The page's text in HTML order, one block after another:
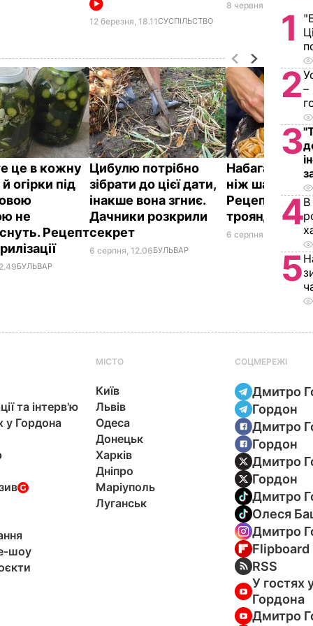
12 березня, 18.11СУСПІЛЬСТВО
8 червня, 18.45
це в кожну
огірки під
не
Рецепт
БУЛЬВАР
Цибулю потрібно
зібрати до цієї дати,
інакше вона згниє.
Дачники розкрили
секрет
6 серпня, 12.06БУЛЬВАР
Набагато
ніж
Рецепт
троянд
6 серпня, 11.36
1
2–
3
4В
5
та інтерв'ю
у Гордона
шоу
МІСТО
Київ
Львів
Одеса
Донецьк
Харків
Дніпро
Маріуполь
Луганськ
СОЦМЕРЕЖІ
Дмитро
Гордон
Дмитро
Гордон
Дмитро
Гордон
Дмитро
Олеся
Дмитро
Flipboard
RSS
У гостях
Гордона
Дмитро